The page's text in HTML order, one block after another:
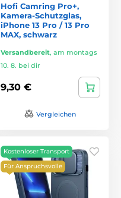
Hofi Camring Pro+,
Kamera-Schutzglas,
iPhone 13 Pro / 13 Pro
MAX, schwarz
Versandbereit, am montags
10. 8. bei dir
9,30 €
Vergleichen
Kostenloser Transport
Für Anspruchsvolle